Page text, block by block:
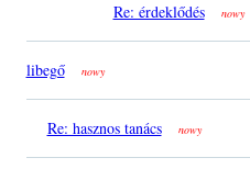
Re: érdeklődés nowy
libegő nowy
Re: hasznos tanács nowy